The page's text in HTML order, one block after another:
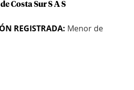
Costa Sur S A S
REGISTRADA: Menor de